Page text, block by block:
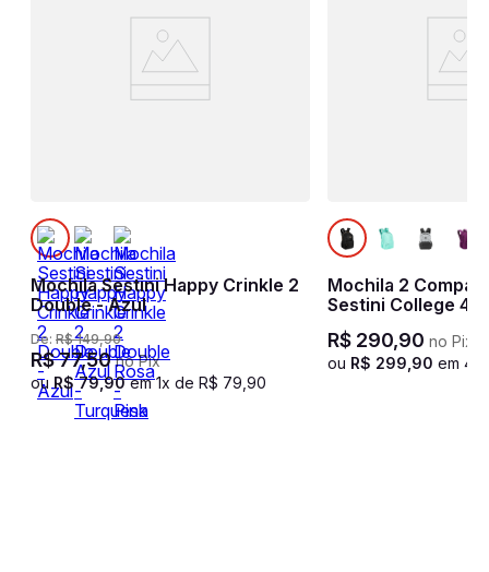
Mochila Sestini Happy Crinkle 2
Double - Azul
De: R$ 149,90
R$77,50no Pix
ou R$ 79,90em1x de R$ 79 90
Mochila 2 Compartimentos
Sestini College 4 -
R$ 290,90 no Pix
ou R$ 299 90 em 4